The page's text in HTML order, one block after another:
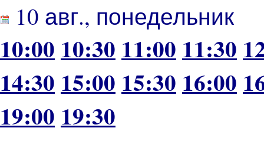
10 авг., понедельник
10:00 10:30 11:00 11:30
14:30 15:00 15:30 16:00
19:00 19:30